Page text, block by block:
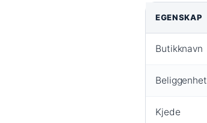
EGENSKAP
Butikknavn
Beliggenhet
Kjede